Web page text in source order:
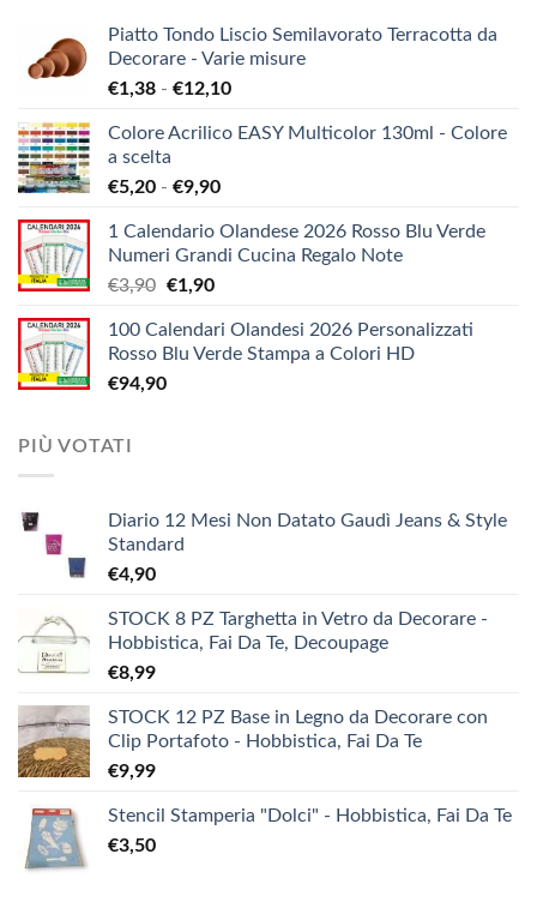
Piatto Tondo Liscio Semilavorato Terracotta da
Decorare - Varie misure
€1,38 - €12,10Fascia
prezzo:
€12,10
Colore Acrilico EASY Multicolor 130ml - Colore
a scelta
€5,20 - €9,90Fascia
prezzo:
da
€9,90
1 Calendario Olandese 2026 Rosso Blu Verde
Numeri Grandi Cucina Regalo Note
€3,90 Il
originale
era:
€3,90.
€1,90Il
attuale
è:
100 Calendari Olandesi 2026 Personalizzati
Rosso Blu Verde Stampa a Colori HD
€94,90
PIÙ VOTATI
Diario 12 Mesi Non Datato Gaudì Jeans & Style
Standard
€4,90
STOCK 8 PZ Targhetta in Vetro da Decorare -
Hobbistica, Fai Da Te, Decoupage
€8,99
STOCK 12 PZ Base in Legno da Decorare con
Clip Portafoto - Hobbistica, Fai Da Te
€9,99
Stencil Stamperia "Dolci" - Hobbistica, Fai Da Te
€3,50